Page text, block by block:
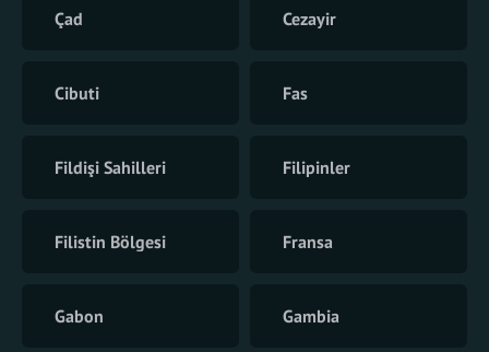
Çad Cezayir
Cibuti Fas
Fildişi Sahilleri Filipinler
Filistin Bölgesi Fransa
Gabon Gambia